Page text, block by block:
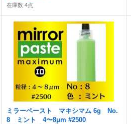
在庫数 4点
ミラーペースト マキシマム 6g No.
8 ミント 4〜8μm #2500